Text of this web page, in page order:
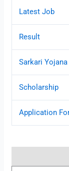
Latest Job
Result
Sarkari Yojana
Scholarship
Application